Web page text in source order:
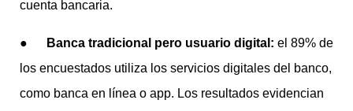
cuenta bancaria.
● Banca tradicional pero usuario digital: el 89% de
los encuestados utiliza los servicios digitales del banco,
como banca en línea o app. Los resultados evidencian